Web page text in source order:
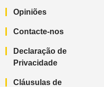
Opiniões
Contacte-nos
Declaração de
Privacidade
Cláusulas de